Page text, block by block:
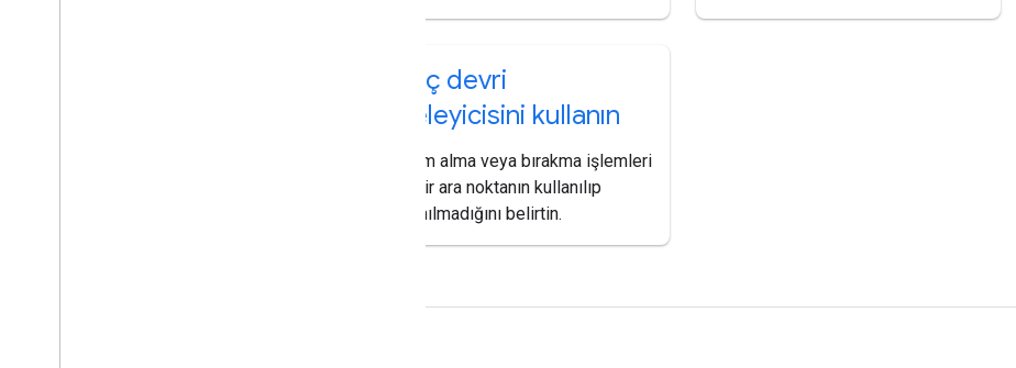
Araç devri
niteleyicisini kullanın
Teslim alma veya bırakma işlemleri
için bir ara noktanın kullanılıp
kullanılmadığını belirtin.